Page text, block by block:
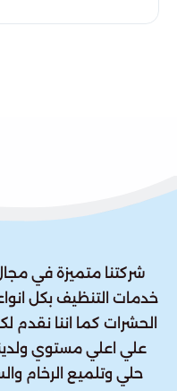
شركتنا متميزة في
خدمات التنظيف بكل
الحشرات كما اننا نقدم
علي اعلي مستوي
حلي وتلميع الرخام